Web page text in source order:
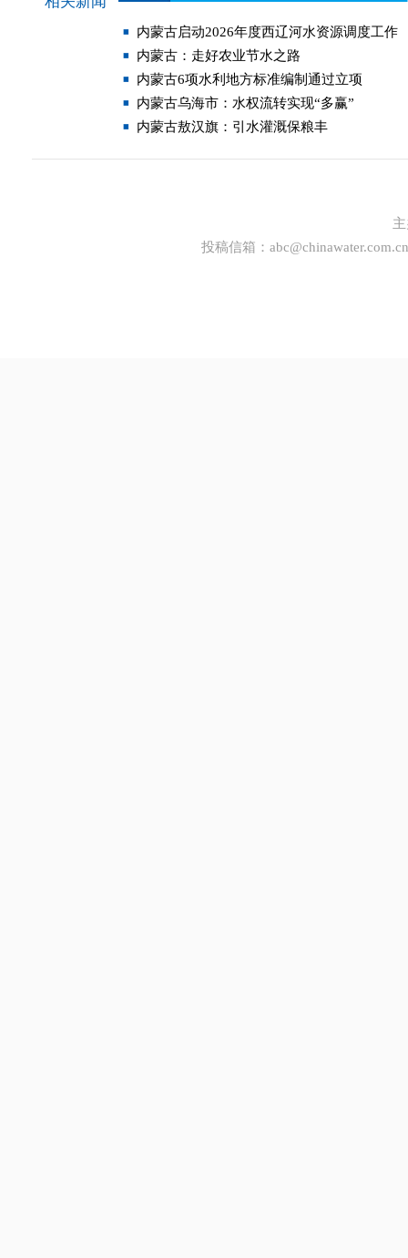
内蒙古启动2026年度西辽河水资源调度工作
内蒙古：走好农业节水之路
内蒙古6项水利地方标准编制通过立项
内蒙古乌海市：水权流转实现“多赢”
内蒙古敖汉旗：引水灌溉保粮丰
投稿信箱： abc@chinawater.com.cn